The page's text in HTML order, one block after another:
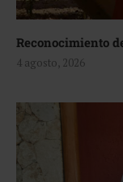
Reconocimiento
4 agosto, 2026